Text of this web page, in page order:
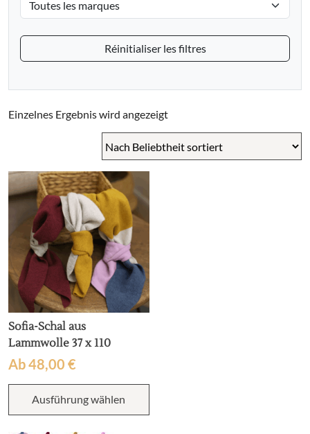
Réinitialiser les filtres
Einzelnes Ergebnis wird angezeigt
Sofia-Schal aus
Lammwolle 37 x 110
Ab48,00 €
Ausführung wählen
Dieses
weist